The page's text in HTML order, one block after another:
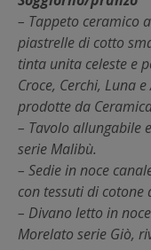
– Tappeto ceramico
piastrelle di cotto
tinta unita celeste e
Croce, Cerchi, Luna
prodotte da
– Tavolo allungabile
serie Malibù.
– Sedie in noce
con tessuti di cotone
– Divano letto in
Morelato serie Giò,